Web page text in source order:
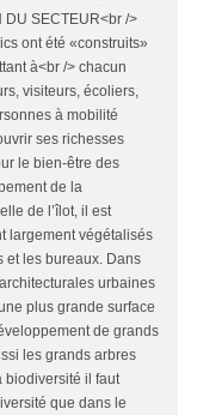
DU SECTEUR<br />
ont été «construits»
à<br /> chacun
visiteurs, écoliers,
à mobilité
ses richesses
le bien-être des
de la
de l’îlot, il est
largement végétalisés
et les bureaux. Dans
urbaines
plus grande surface
de grands
les grands arbres
biodiversité il faut
que dans le